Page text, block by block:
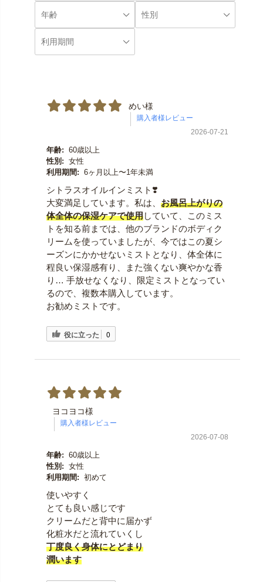
めい様
2026-07-21
年齢: 60歳以上
性別: 女性
利用期間: 6ヶ月以上〜1年未満
シトラスオイルインミスト❣️
大変満足しています。私は、 お風呂上がりの
体全体の保湿ケアで使用していて、このミス
トを知る前までは、他のブランドのボディク
リームを使っていましたが、今ではこの夏シ
ーズンにかかせないミストとなり、体全体に
程良い保湿感有り、また強くない爽やかな香
り… 手放せなくなり、限定ミストとなってい
るので、複数本購入しています。
お勧めミストです。
役に立った 0
ヨコヨコ様
2026-07-08
年齢: 60歳以上
性別: 女性
利用期間: 初めて
使いやすく
とても良い感じです
クリームだと背中に届かず
化粧水だと流れていくし
丁度良く身体にとどまり
潤います